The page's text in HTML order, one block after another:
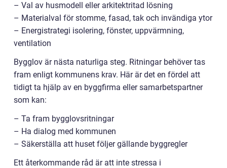
– Val av husmodell eller arkitektritad lösning
– Materialval för stomme, fasad, tak och invändiga ytor
– Energistrategi isolering, fönster, uppvärmning,
ventilation
Bygglov är nästa naturliga steg. Ritningar behöver tas
fram enligt kommunens krav. Här är det en fördel att
tidigt ta hjälp av en byggfirma eller samarbetspartner
som kan:
– Ta fram bygglovsritningar
– Ha dialog med kommunen
– Säkerställa att huset följer gällande byggregler
Ett återkommande råd är att inte stressa i